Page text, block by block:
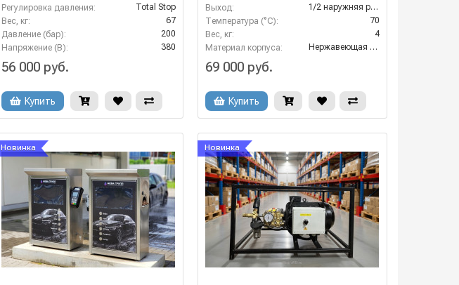
Регулировка давления:
Total Stop
Вес, кг:
67
Давление (бар):
200
Напряжение (В):
380
56 000 руб.
Купить
Выход:
1/2 наружняя резьба
Температура (°C):
70
Вес, кг:
4
Материал корпуса:
Нержавеющая сталь AISI 304
69 000 руб.
Купить
Новинка Новинка